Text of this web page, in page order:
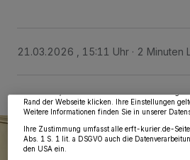
21.03.2026 , 15:11 Uhr 2 Minuten
Partner verarbeiten Daten, um Ihnen Dienste
Rand der Webseite klicken. Ihre Einstellungen
Weitere Informationen finden Sie in unserer
Ihre Zustimmung umfasst alle erft-kurier.de-
Abs. 1 S. 1 lit. a DSGVO auch die
den USA ein.